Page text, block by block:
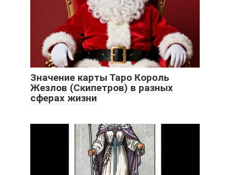
Значение карты Таро Король
Жезлов (Скипетров) в разных
сферах жизни